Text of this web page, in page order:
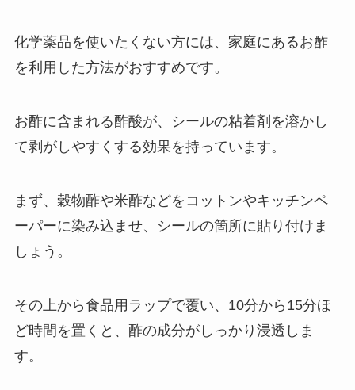
化学薬品を使いたくない方には、家庭にあるお酢
を利用した方法がおすすめです。
お酢に含まれる酢酸が、シールの粘着剤を溶かし
て剥がしやすくする効果を持っています。
まず、穀物酢や米酢などをコットンやキッチンペ
ーパーに染み込ませ、シールの箇所に貼り付けま
しょう。
その上から食品用ラップで覆い、10分から15分ほ
ど時間を置くと、酢の成分がしっかり浸透しま
す。